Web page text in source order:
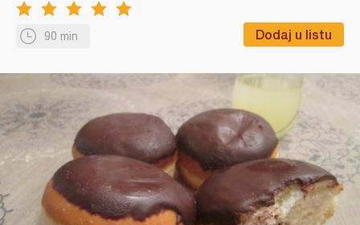
90 min Dodaj u listu